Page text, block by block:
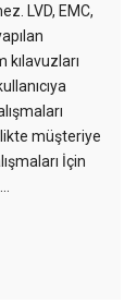
LVD, EMC,
müşteriye
İçin